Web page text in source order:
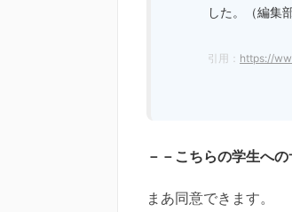
した。（編集
引用： https://
－－こちらの学生へ
まあ同意できます。